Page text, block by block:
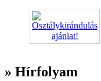
» Hírfolyam